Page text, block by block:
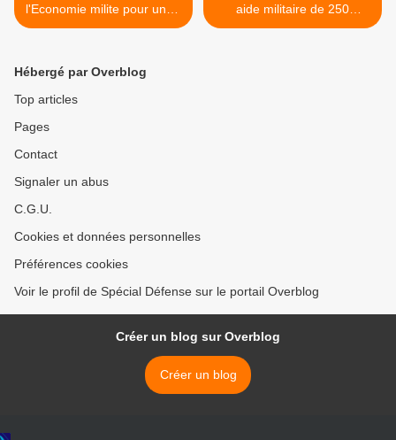
l'Economie milite pour une "
préférence européenne "
aide militaire de 250
millions de dollars à
Hébergé par Overblog
Top articles
Pages
Contact
Signaler un abus
C.G.U.
Cookies et données personnelles
Préférences cookies
Voir le profil de Spécial Défense sur le portail Overblog
Créer un blog sur Overblog
Créer un blog